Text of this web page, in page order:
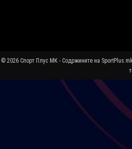
© 2026 Спорт Плус МК - Содржините на